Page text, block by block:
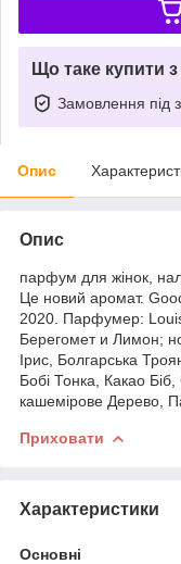
Що таке купити
Замовлення під
Опис
Опис
парфум для жінок,
Це новий аромат.
2020. Парфумер:
Берегомет и Лимон;
Ірис, Болгарська
Бобі Тонка, Какао
кашемірове Дерево,
Приховати
Характеристики
Основні